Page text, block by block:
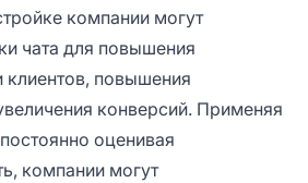
компании могут
чата для повышения
клиентов, повышения
конверсий. Применяя
оценивая
компании могут